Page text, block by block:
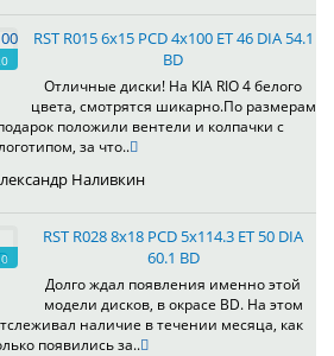
RST R015 6x15 PCD 4x100 ET 46 DIA 54.1
BD
Отличные диски! На KIA RIO 4 белого
цвета, смотрятся шикарно.По размерам
положили вентели и колпачки с
за что..
Наливкин
RST R028 8x18 PCD 5x114.3 ET 50 DIA
60.1 BD
Долго ждал появления именно этой
модели дисков, в окрасе BD. На этом
наличие в течении месяца, как
появились за..